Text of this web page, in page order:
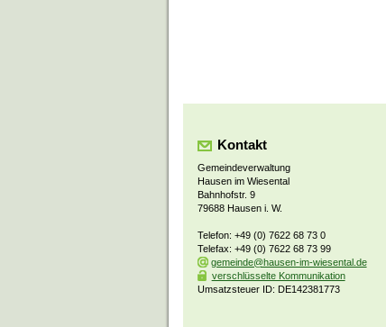
Kontakt
Gemeindeverwaltung
Hausen im Wiesental
Bahnhofstr. 9
79688 Hausen i. W.
Telefon: +49 (0) 7622 68 73 0
Telefax: +49 (0) 7622 68 73 99
gemeinde@hausen-im-wiesental.de
verschlüsselte Kommunikation
Umsatzsteuer ID: DE142381773